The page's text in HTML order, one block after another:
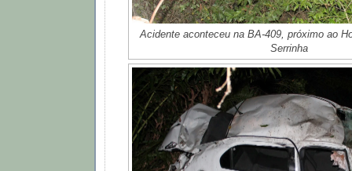
Acidente aconteceu na BA-409, próximo ao
Serrinha